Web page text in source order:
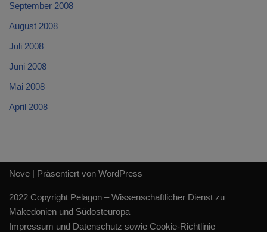
September 2008
August 2008
Juli 2008
Juni 2008
Mai 2008
April 2008
Neve | Präsentiert von WordPress
2022 Copyright Pelagon – Wissenschaftlicher Dienst zu
Makedonien und Südosteuropa
Impressum und Datenschutz sowie Cookie-Richtlinie